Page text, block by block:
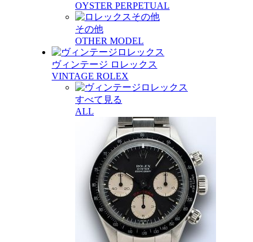
OYSTER PERPETUAL
その他
OTHER MODEL
ヴィンテージ ロレックス
VINTAGE ROLEX
すべて見る
ALL